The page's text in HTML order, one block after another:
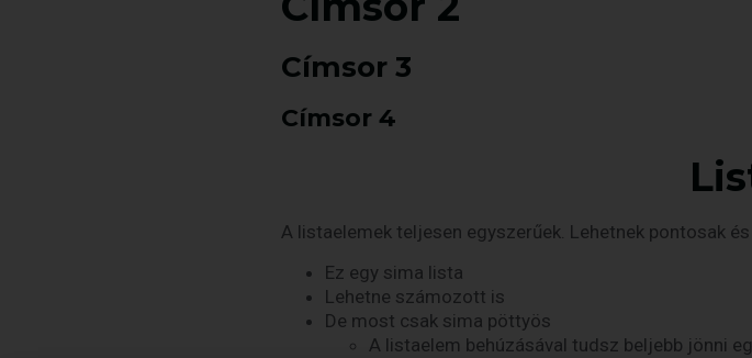
Címsor 3
Címsor 4
A listaelemek teljesen egyszerűek. Lehetnek pontosak
Ez egy sima lista
Lehetne számozott is
De most csak sima pöttyös
A listaelem behúzásával tudsz beljebb jönni